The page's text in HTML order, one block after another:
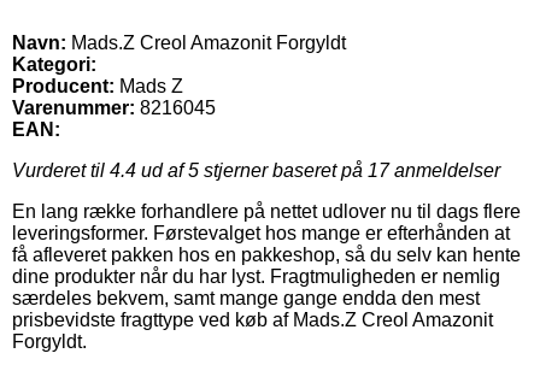
Navn: Mads.Z Creol Amazonit Forgyldt
Kategori:
Producent: Mads Z
Varenummer: 8216045
EAN:
Vurderet til 4.4 ud af 5 stjerner baseret på 17anmeldelser
En lang række forhandlere på nettet udlover nu til dags flere
leveringsformer. Førstevalget hos mange er efterhånden at
få afleveret pakken hos en pakkeshop, så du selv kan hente
dine produkter når du har lyst. Fragtmuligheden er nemlig
særdeles bekvem, samt mange gange endda den mest
prisbevidste fragttype ved køb af Mads.Z Creol Amazonit
Forgyldt.